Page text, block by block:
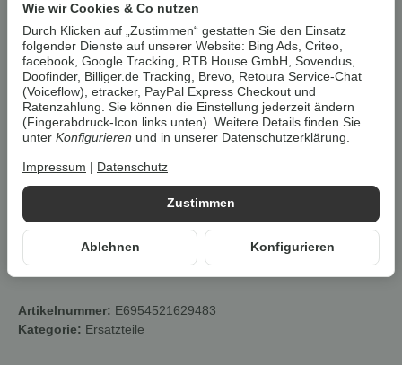
ab
4,99 €
zzgl.Versand
sofort verfügbar
Dieser Artikel hat Variationen. Wählen Sie bitte die
Artikelnummer: E6954521629483
Kategorie: Ersatzteile
Zustimmen
Ablehnen Konfigurieren
Wie wir Cookies & Co nutzen
Durch Klicken auf „Zustimmen“ gestatten Sie den Einsatz
folgender Dienste auf unserer Website: Bing Ads, Criteo,
facebook, Google Tracking, RTB House GmbH, Sovendus,
Doofinder, Billiger.de Tracking, Brevo, Retoura Service-Chat
(Voiceflow), etracker, PayPal Express Checkout und
Ratenzahlung. Sie können die Einstellung jederzeit ändern
(Fingerabdruck-Icon links unten). Weitere Details finden Sie
unter Konfigurieren und in unserer Datenschutzerklärung.
Impressum Datenschutz